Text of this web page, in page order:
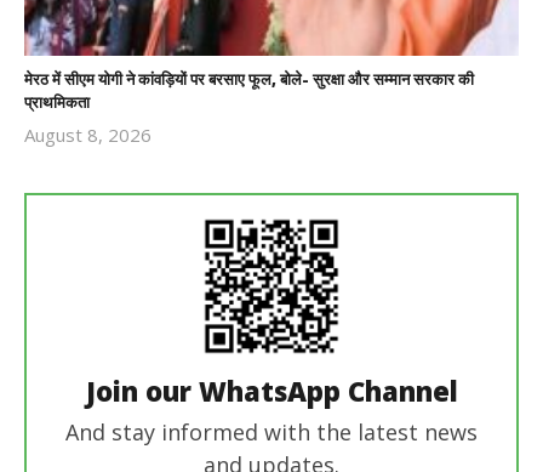
मेरठ में सीएम योगी ने कांवड़ियों पर बरसाए फूल, बोले- सुरक्षा और सम्मान सरकार की
प्राथमिकता
August 8, 2026
Join our WhatsApp Channel
And stay informed with the latest news
and updates.